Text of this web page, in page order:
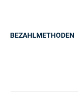
BEZAHLMETHODEN